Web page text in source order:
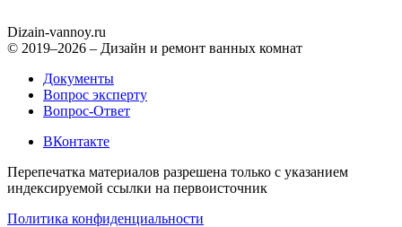
Dizain-vannoy.ru
© 2019–2026 – Дизайн и ремонт ванных комнат
Документы
Вопрос эксперту
Вопрос-Ответ
ВКонтакте
Перепечатка материалов разрешена только с указанием
индексируемой ссылки на первоисточник
Политика конфиденциальности